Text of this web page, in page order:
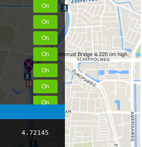
4.72145
The Buitenrust Bridge is 220 cm high.